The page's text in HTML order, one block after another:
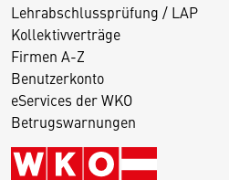
Lehrabschlussprüfung / LAP
Kollektivverträge
Firmen A-Z
Benutzerkonto
eServices der WKO
Betrugswarnungen